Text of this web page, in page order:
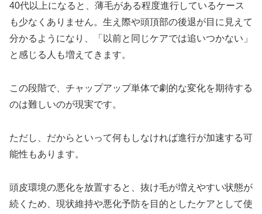
40代以上になると、薄毛がある程度進行しているケース
も少なくありません。生え際や頭頂部の後退が目に見えて
分かるようになり、「以前と同じケアでは追いつかない」
と感じる人も増えてきます。
この段階で、チャップアップ単体で劇的な変化を期待する
のは難しいのが現実です。
ただし、だからといって何もしなければ進行が加速する可
能性もあります。
頭皮環境の悪化を放置すると、抜け毛が増えやすい状態が
続くため、現状維持や悪化予防を目的としたケアとして使